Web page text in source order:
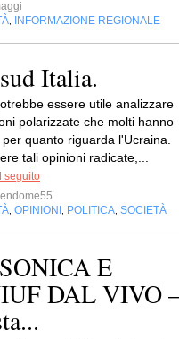
, INFORMAZIONE REGIONALE
Italia.
essere utile analizzare
polarizzate che molti hanno
quanto riguarda l'Ucraina.
tali opinioni radicate,...
seguito
, OPINIONI , POLITICA, SOCIETÀ
E
DAL VIVO